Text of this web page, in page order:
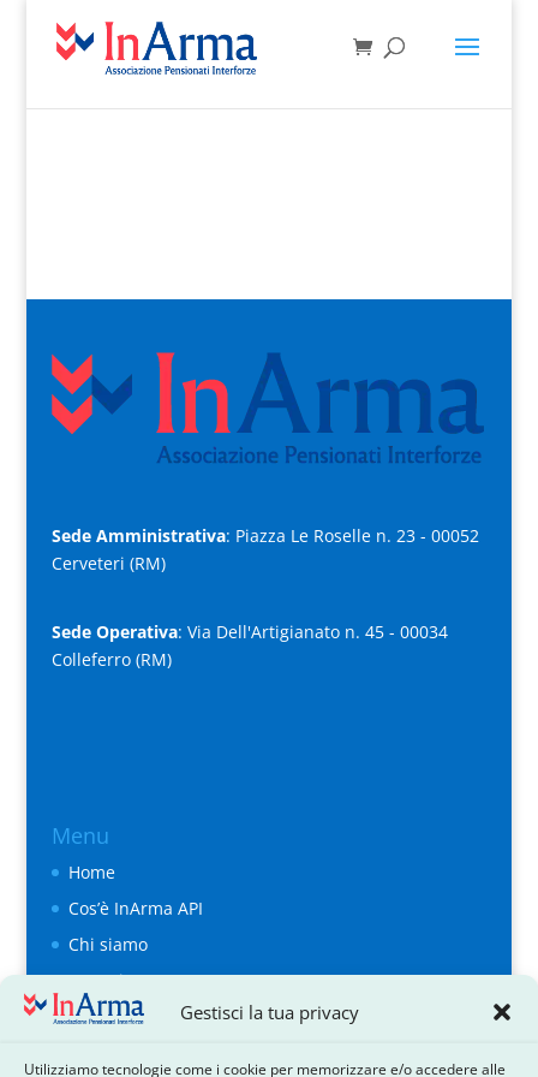
Gestisci la tua privacy
Utilizziamo tecnologie come i cookie per memorizzare e/o accedere alle
Sede Amministrativa: Piazza Le Roselle n. 23 - 00052
Cerveteri (RM)
Sede Operativa: Via Dell'Artigianato n. 45 - 00034
Colleferro (RM)
Menu
Home
Cos’è InArma API
Chi siamo
Organigramma
il direttivo